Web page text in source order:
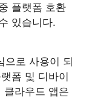
플랫폼 호환
있습니다.
으로 사용이 되
폼 및 디바이
클라우드 앱은